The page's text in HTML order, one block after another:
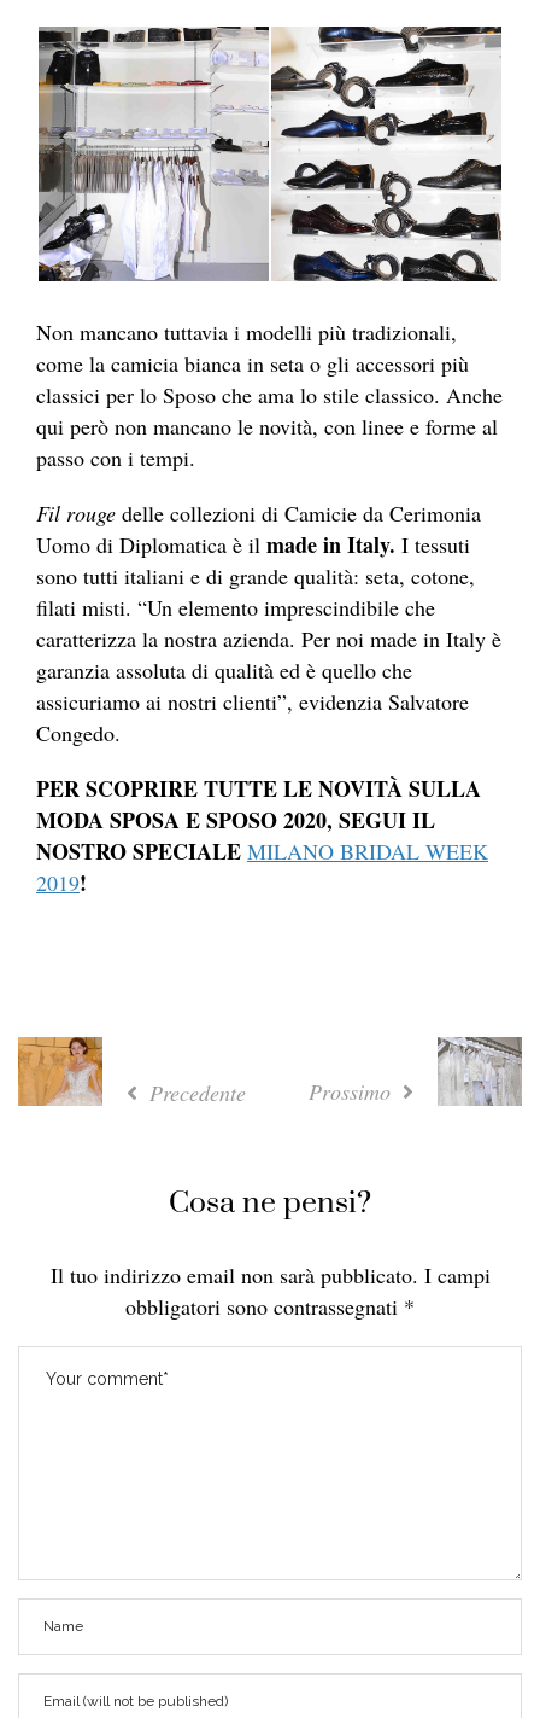
Non mancano tuttavia i modelli più tradizionali,
come la camicia bianca in seta o gli accessori più
classici per lo Sposo che ama lo stile classico. Anche
qui però non mancano le novità, con linee e forme al
passo con i tempi.
Fil rouge delle collezioni di Camicie da Cerimonia
Uomo di Diplomatica è il made in Italy. I tessuti
sono tutti italiani e di grande qualità: seta, cotone,
filati misti. “Un elemento imprescindibile che
caratterizza la nostra azienda. Per noi made in Italy è
garanzia assoluta di qualità ed è quello che
assicuriamo ai nostri clienti”, evidenzia Salvatore
Congedo.
PER SCOPRIRE TUTTE LE NOVITÀ SULLA
MODA SPOSA E SPOSO 2020, SEGUI IL
NOSTRO SPECIALE MILANO BRIDAL WEEK
2019!
Precedente Prossimo
Cosa ne pensi?
Il tuo indirizzo email non sarà pubblicato. I campi
obbligatori sono contrassegnati *